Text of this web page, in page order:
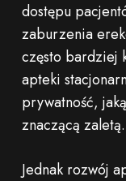
dostępu
zaburzenia
często bardziej
apteki
prywatność,
znaczącą zaletą.
Jednak rozwój